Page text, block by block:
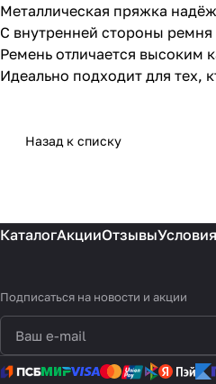
Металлическая пряжка
С внутренней стороны
Ремень отличается высоким
Идеально подходит для тех,
Назад к списку
КаталогАкцииОтзывы
Подписаться на новости и акции